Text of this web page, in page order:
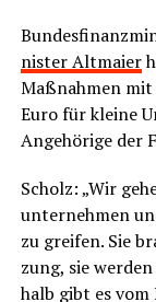
nis­ter Alt­mai­er
Maß­nah­men
Euro für klei­ne
Ange­hö­ri­ge der
Scholz: „Wir
un­ter­neh­men
zu grei­fen. Sie
zung, sie
halb gibt es